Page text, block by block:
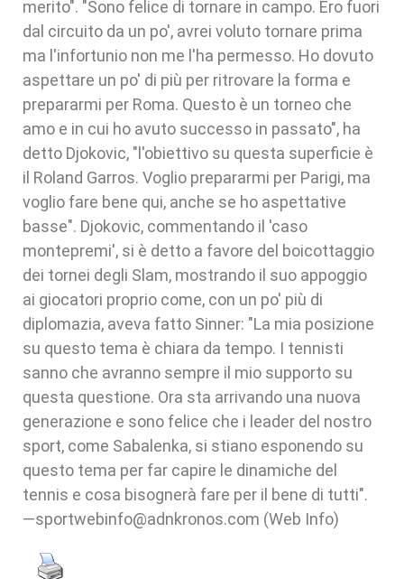
merito". "Sono felice di tornare in campo. Ero fuori
dal circuito da un po', avrei voluto tornare prima
ma l'infortunio non me l'ha permesso. Ho dovuto
aspettare un po' di più per ritrovare la forma e
prepararmi per Roma. Questo è un torneo che
amo e in cui ho avuto successo in passato", ha
detto Djokovic, "l'obiettivo su questa superficie è
il Roland Garros. Voglio prepararmi per Parigi, ma
voglio fare bene qui, anche se ho aspettative
basse". Djokovic, commentando il 'caso
montepremi', si è detto a favore del boicottaggio
dei tornei degli Slam, mostrando il suo appoggio
ai giocatori proprio come, con un po' più di
diplomazia, aveva fatto Sinner: "La mia posizione
su questo tema è chiara da tempo. I tennisti
sanno che avranno sempre il mio supporto su
questa questione. Ora sta arrivando una nuova
generazione e sono felice che i leader del nostro
sport, come Sabalenka, si stiano esponendo su
questo tema per far capire le dinamiche del
tennis e cosa bisognerà fare per il bene di tutti".
—sportwebinfo@adnkronos.com (Web Info)